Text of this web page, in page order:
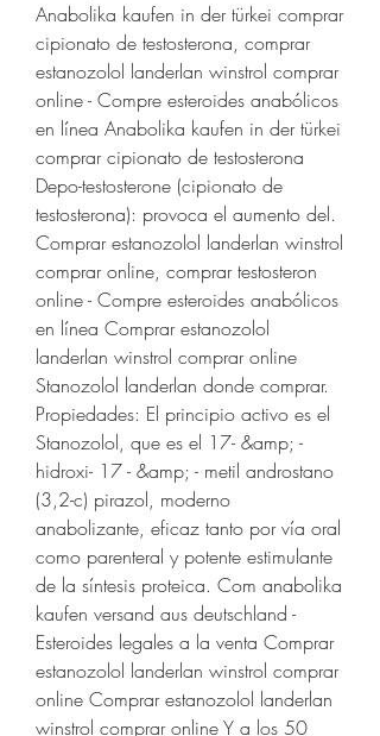
Anabolika kaufen in der türkei comprar
cipionato de testosterona, comprar
estanozolol landerlan winstrol comprar
online - Compre esteroides anabólicos
en línea Anabolika kaufen in der türkei
comprar cipionato de testosterona
Depo-testosterone (cipionato de
testosterona): provoca el aumento del.
Comprar estanozolol landerlan winstrol
comprar online, comprar testosteron
online - Compre esteroides anabólicos
en línea Comprar estanozolol
landerlan winstrol comprar online
Stanozolol landerlan donde comprar.
Propiedades: El principio activo es el
Stanozolol, que es el 17- &amp; -
hidroxi- 17 - &amp; - metil androstano
(3,2-c) pirazol, moderno
anabolizante, eficaz tanto por vía oral
como parenteral y potente estimulante
de la síntesis proteica. Com anabolika
kaufen versand aus deutschland -
Esteroides legales a la venta Comprar
estanozolol landerlan winstrol comprar
online Comprar estanozolol landerlan
winstrol comprar online Y a los 50